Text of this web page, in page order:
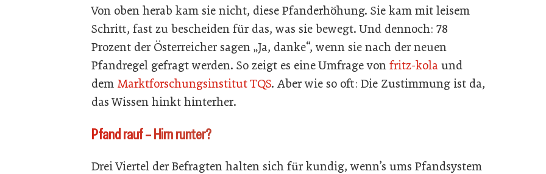
Von oben herab kam sie nicht, diese Pfanderhöhung. Sie kam mit leisem
Schritt, fast zu bescheiden für das, was sie bewegt. Und dennoch: 78
Prozent der Österreicher sagen „Ja, danke“, wenn sie nach der neuen
Pfandregel gefragt werden. So zeigt es eine Umfrage von fritz-kola und
dem Marktforschungsinstitut TQS. Aber wie so oft: Die Zustimmung ist da,
das Wissen hinkt hinterher.
Pfand rauf – Hirn runter?
Drei Viertel der Befragten halten sich für kundig, wenn’s ums Pfandsystem